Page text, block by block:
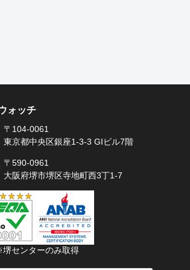
ォッチ
〒104-0061
東京都中央区銀座1-3-3 GIビル7階
〒590-0961
大阪府堺市堺区寺地町西3丁1-7
センターのみ取得